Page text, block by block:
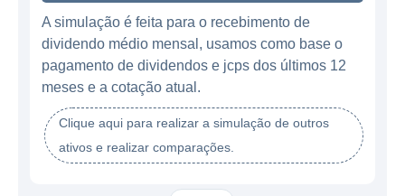
A simulação é feita para o recebimento de
dividendo médio mensal, usamos como base o
pagamento de dividendos e jcps dos últimos 12
meses e a cotação atual.
Clique aqui para realizar a simulação de outros
ativos e realizar comparações.